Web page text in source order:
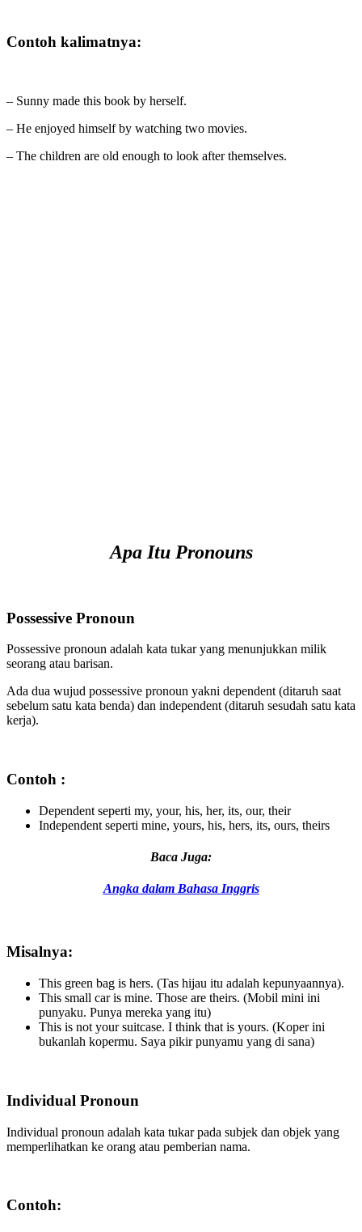
Contoh kalimatnya:
– Sunny made this book by herself.
– He enjoyed himself by watching two movies.
– The children are old enough to look after themselves.
Apa Itu Pronouns
Possessive Pronoun
Possessive pronoun adalah kata tukar yang menunjukkan milik
seorang atau barisan.
Ada dua wujud possessive pronoun yakni dependent (ditaruh saat
sebelum satu kata benda) dan independent (ditaruh sesudah satu kata
kerja).
Contoh :
Dependent seperti my, your, his, her, its, our, their
Independent seperti mine, yours, his, hers, its, ours, theirs
Baca Juga:
Angka dalam Bahasa Inggris
Misalnya:
This green bag is hers. (Tas hijau itu adalah kepunyaannya).
This small car is mine. Those are theirs. (Mobil mini ini
punyaku. Punya mereka yang itu)
This is not your suitcase. I think that is yours. (Koper ini
bukanlah kopermu. Saya pikir punyamu yang di sana)
Individual Pronoun
Individual pronoun adalah kata tukar pada subjek dan objek yang
memperlihatkan ke orang atau pemberian nama.
Contoh: